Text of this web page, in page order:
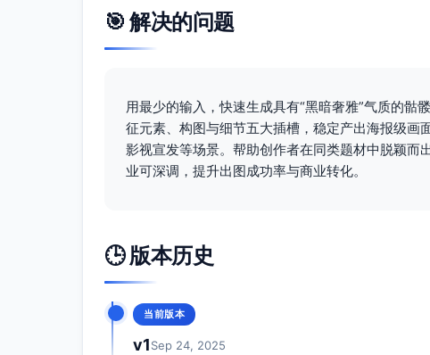
🎯 解决的问题
用最少的输入，快速生成具有“黑暗奢雅”气质的骷
征元素、构图与细节五大插槽，稳定产出海报级
影视宣发等场景。帮助创作者在同类题材中脱颖
业可深调，提升出图成功率与商业转化。
🕒 版本历史
当前版本
v1Sep 24, 2025